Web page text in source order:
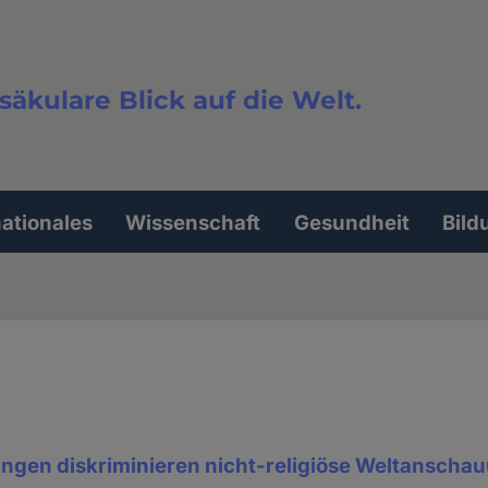
Blick auf die Welt.
Wissenschaft Gesundheit
diskriminieren nicht-religiöse